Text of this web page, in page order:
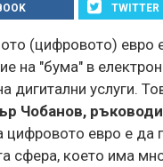
TWITTER
(цифровото) евро
на "бума" в
дигитални услуги.
Чобанов,
цифровото евро е да
сфера, което има